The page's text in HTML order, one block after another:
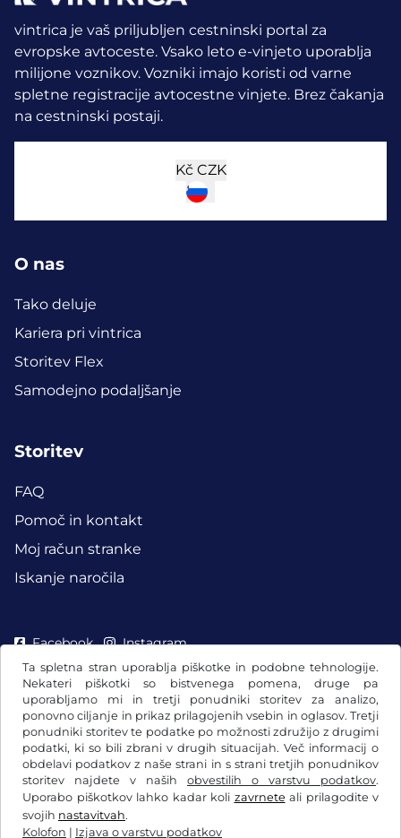
Ta spletna stran uporablja piškotke in podobne tehnologije.
Nekateri piškotki so bistvenega pomena, druge pa
uporabljamo mi in tretji ponudniki storitev za analizo,
ponovno ciljanje in prikaz prilagojenih vsebin in oglasov. Tretji
ponudniki storitev te podatke po možnosti združijo z drugimi
podatki, ki so bili zbrani v drugih situacijah. Več informacij o
obdelavi podatkov z naše strani in s strani tretjih ponudnikov
storitev najdete v naših obvestilih o varstvu podatkov.
Uporabo piškotkov lahko kadar koli zavrneteali prilagodite v
svojih nastavitvah.
Kolofon | Izjava o varstvu podatkov
vintrica je vaš priljubljen cestninski portal za
evropske avtoceste. Vsako leto e-vinjeto uporablja
milijone voznikov. Vozniki imajo koristi od varne
spletne registracije avtocestne vinjete. Brez čakanja
na cestninski postaji.
Kč CZK
O nas
Tako deluje
Kariera pri vintrica
Storitev Flex
Samodejno podaljšanje
Storitev
FAQ
Pomoč in kontakt
Moj račun stranke
Iskanje naročila
Facebook Instagram